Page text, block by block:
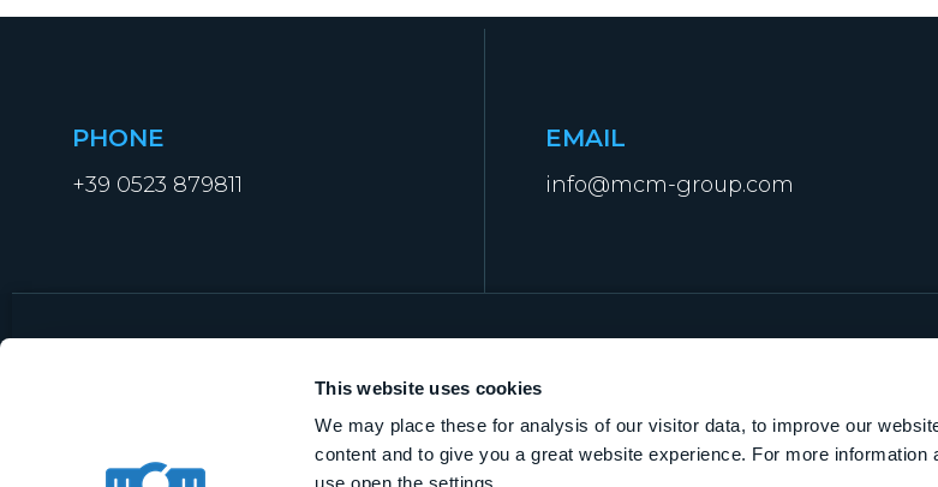
This website uses cookies
We may place these for analysis of our visitor data, to improve our
content and to give you a great website experience. For more information
PHONE
+39 0523 879811
EMAIL
info@mcm-group.com
MCM Manufacturing Technologies S.r.l.
VAT IT01919840338